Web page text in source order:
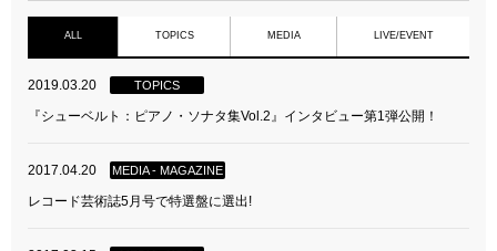
ALL TOPICS MEDIA LIVE/EVENT
2019.03.20 TOPICS
『シューベルト：ピアノ・ソナタ集Vol.2』インタビュー第1弾公開！
2017.04.20 MEDIA - MAGAZINE
レコード芸術誌5月号で特選盤に選出!